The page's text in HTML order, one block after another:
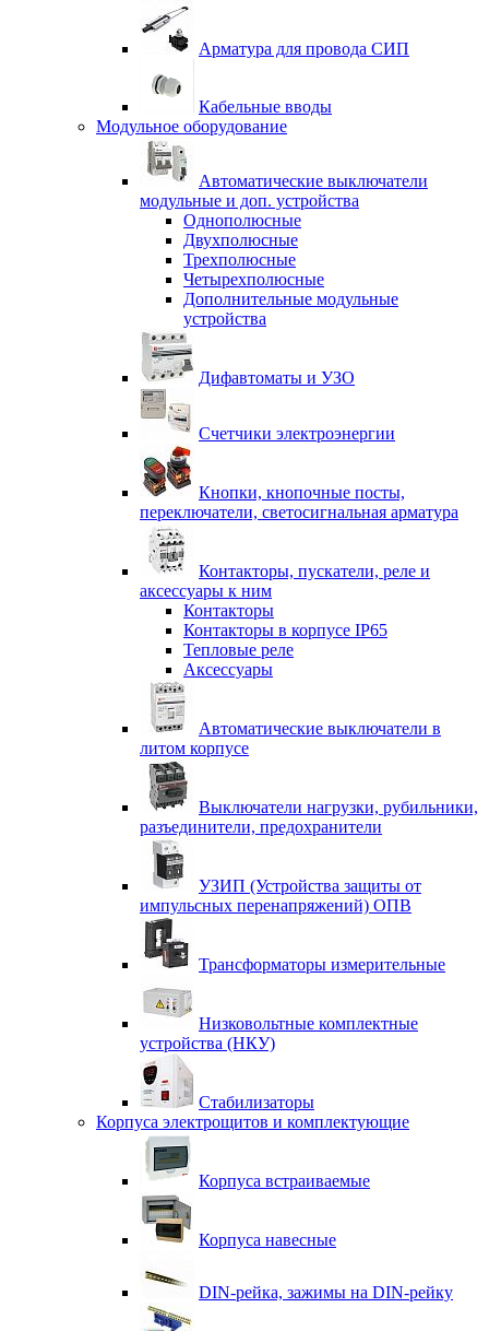
Арматура для провода СИП
Кабельные вводы
Модульное оборудование
Автоматические выключатели
модульные и доп. устройства
Однополюсные
Двухполюсные
Трехполюсные
Четырехполюсные
Дополнительные модульные
устройства
Дифавтоматы и УЗО
Счетчики электроэнергии
Кнопки, кнопочные посты,
переключатели, светосигнальная арматура
Контакторы, пускатели, реле и
аксессуары к ним
Контакторы
Контакторы в корпусе IP65
Тепловые реле
Аксессуары
Автоматические выключатели в
литом корпусе
Выключатели нагрузки, рубильники,
разъединители, предохранители
УЗИП (Устройства защиты от
импульсных перенапряжений) ОПВ
Трансформаторы измерительные
Низковольтные комплектные
устройства (НКУ)
Стабилизаторы
Корпуса электрощитов и комплектующие
Корпуса встраиваемые
Корпуса навесные
DIN-рейка, зажимы на DIN-рейку